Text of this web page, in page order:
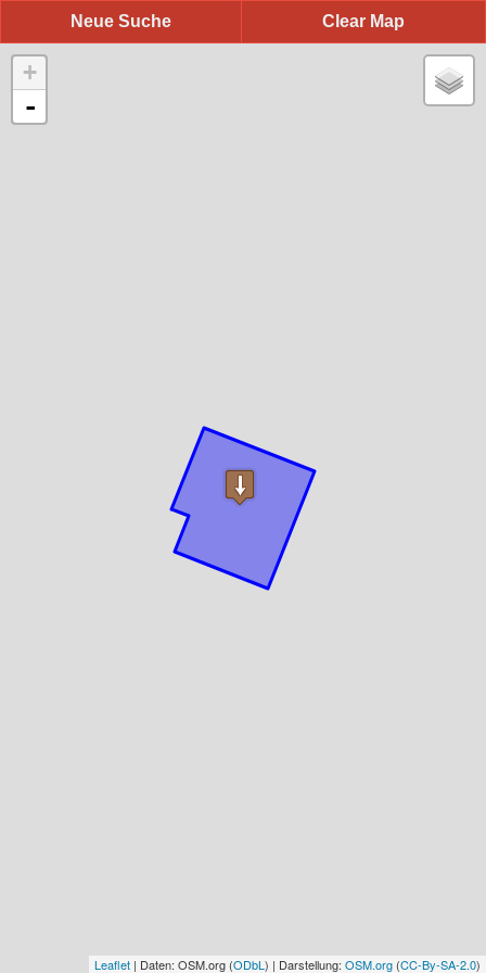
Clear Map
Neue Suche
+
-
Leaflet | Daten: OSM.org (ODbL ) | Darstellung: OSM.org (CC-By-SA-2.0)